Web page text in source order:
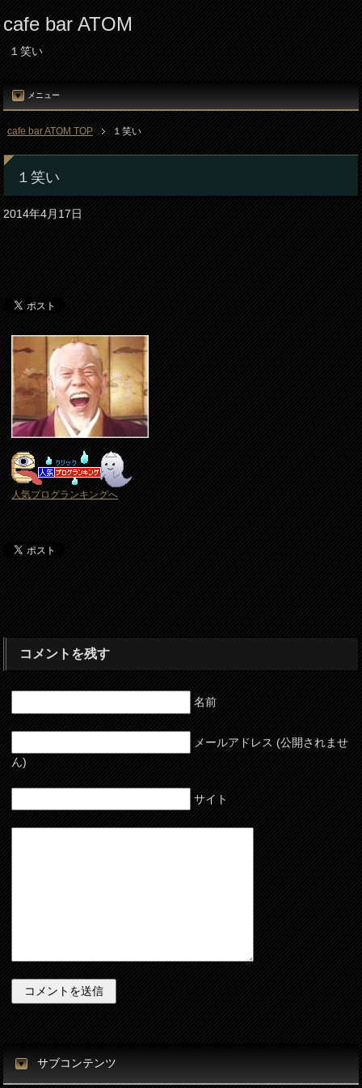
cafe bar ATOM
１笑い
メニュー
cafe bar ATOM TOP １笑い
１笑い
2014年4月17日
人気ブログランキングへ
コメントを残す
名前
メールアドレス (公開されませ
ん)
サイト
サブコンテンツ